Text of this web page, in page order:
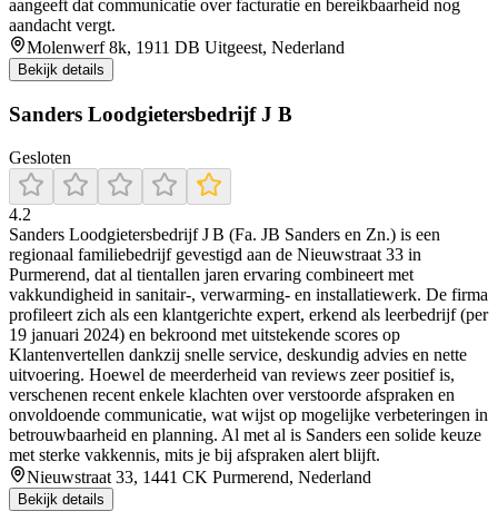
aangeeft dat communicatie over facturatie en bereikbaarheid nog
aandacht vergt.
Molenwerf 8k, 1911 DB Uitgeest, Nederland
Bekijk details
Sanders Loodgietersbedrijf J B
Gesloten
4.2
Sanders Loodgietersbedrijf J B (Fa. JB Sanders en Zn.) is een
regionaal familiebedrijf gevestigd aan de Nieuwstraat 33 in
Purmerend, dat al tientallen jaren ervaring combineert met
vakkundigheid in sanitair-, verwarming- en installatiewerk. De firma
profileert zich als een klantgerichte expert, erkend als leerbedrijf (per
19 januari 2024) en bekroond met uitstekende scores op
Klantenvertellen dankzij snelle service, deskundig advies en nette
uitvoering. Hoewel de meerderheid van reviews zeer positief is,
verschenen recent enkele klachten over verstoorde afspraken en
onvoldoende communicatie, wat wijst op mogelijke verbeteringen in
betrouwbaarheid en planning. Al met al is Sanders een solide keuze
met sterke vakkennis, mits je bij afspraken alert blijft.
Nieuwstraat 33, 1441 CK Purmerend, Nederland
Bekijk details